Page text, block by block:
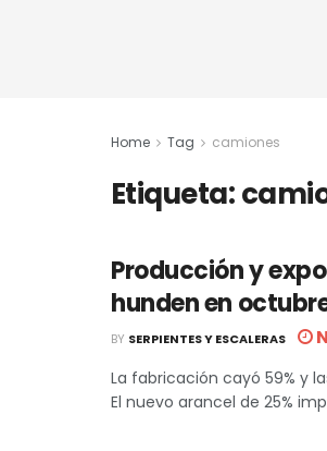
Home Tag camiones
Etiqueta:
Producción y
hunden en
BY SERPIENTES Y ESCALERAS
La fabricación cayó 59% y
El nuevo arancel de 25%